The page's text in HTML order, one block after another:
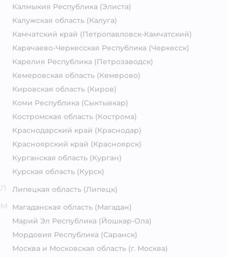
Калмыкия Республика (Элиста)
Калужская область (Калуга)
Камчатский край (Петропавловск-Камчатский)
Карачаево-Черкесская Республика (Черкесск)
Карелия Республика (Петрозаводск)
Кемеровская область (Кемерово)
Кировская область (Киров)
Коми Республика (Сыктывкар)
Костромская область (Кострома)
Краснодарский край (Краснодар)
Красноярский край (Красноярск)
Курганская область (Курган)
Курская область (Курск)
Липецкая область (Липецк)
Магаданская область (Магадан)
Марий Эл Республика (Йошкар-Ола)
Мордовия Республика (Саранск)
Москва и Московская область (г. Москва)